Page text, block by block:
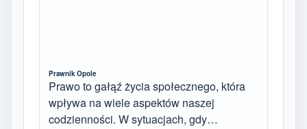
Prawnik Opole
Prawo to gałąź życia społecznego, która
wpływa na wiele aspektów naszej
codzienności. W sytuacjach, gdy…